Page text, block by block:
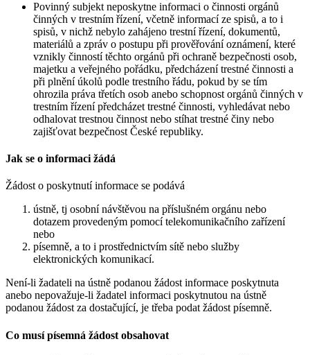
Povinný subjekt neposkytne informaci o činnosti orgánů
činných v trestním řízení, včetně informací ze spisů, a to i
spisů, v nichž nebylo zahájeno trestní řízení, dokumentů,
materiálů a zpráv o postupu při prověřování oznámení, které
vznikly činností těchto orgánů při ochraně bezpečnosti osob,
majetku a veřejného pořádku, předcházení trestné činnosti a
při plnění úkolů podle trestního řádu, pokud by se tím
ohrozila práva třetích osob anebo schopnost orgánů činných v
trestním řízení předcházet trestné činnosti, vyhledávat nebo
odhalovat trestnou činnost nebo stíhat trestné činy nebo
zajišťovat bezpečnost České republiky.
Jak se o informaci žádá
Žádost o poskytnutí informace se podává
ústně, tj osobní návštěvou na příslušném orgánu nebo
dotazem provedeným pomocí telekomunikačního zařízení
nebo
písemně, a to i prostřednictvím sítě nebo služby
elektronických komunikací.
Není-li žadateli na ústně podanou žádost informace poskytnuta
anebo nepovažuje-li žadatel informaci poskytnutou na ústně
podanou žádost za dostačující, je třeba podat žádost písemně.
Co musí písemná žádost obsahovat